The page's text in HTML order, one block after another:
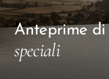
Anteprime di
speciali